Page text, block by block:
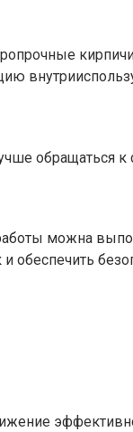
обращаться к
можна
обеспечить